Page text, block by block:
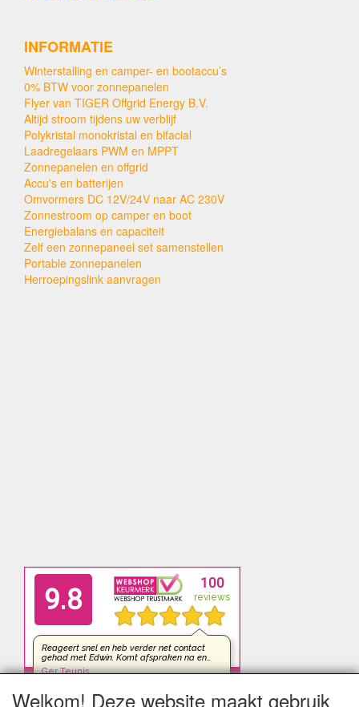
INFORMATIE
Winterstalling en camper- en bootaccu’s
0% BTW voor zonnepanelen
Flyer van TIGER Offgrid Energy B.V.
Altijd stroom tijdens uw verblijf
Polykristal monokristal en bifacial
Laadregelaars PWM en MPPT
Zonnepanelen en offgrid
Accu's en batterijen
Omvormers DC 12V/24V naar AC 230V
Zonnestroom op camper en boot
Energiebalans en capaciteit
Zelf een zonnepaneel set samenstellen
Portable zonnepanelen
Herroepingslink aanvragen
Welkom! Deze website maakt gebruik